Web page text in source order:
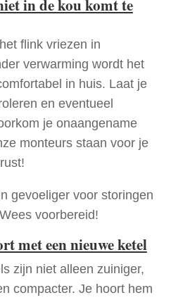
in de kou komt te
flink vriezen in
verwarming wordt het
in huis. Laat je
en eventueel
je onaangename
monteurs staan voor je
gevoeliger voor storingen
voorbereid!
met een nieuwe ketel
zijn niet alleen zuiniger,
compacter. Je hoort hem